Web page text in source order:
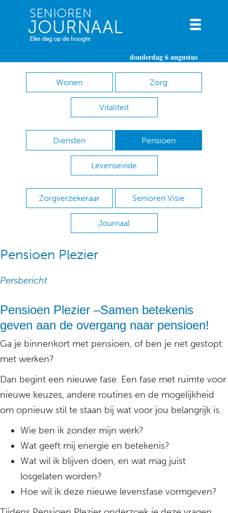
donderdag 6 augustus
Wonen Zorg
Vitaliteit
Diensten Pensioen
Levenseinde
Zorgverzekeraar Senioren Visie
Journaal
Pensioen Plezier
Persbericht
Pensioen Plezier –Samen betekenis
geven aan de overgang naar pensioen!
Ga je binnenkort met pensioen, of ben je net gestopt
met werken?
Dan begint een nieuwe fase. Een fase met ruimte voor
nieuwe keuzes, andere routines en de mogelijkheid
om opnieuw stil te staan bij wat voor jou belangrijk is.
Wie ben ik zonder mijn werk?
Wat geeft mij energie en betekenis?
Wat wil ik blijven doen, en wat mag juist
losgelaten worden?
Hoe wil ik deze nieuwe levensfase vormgeven?